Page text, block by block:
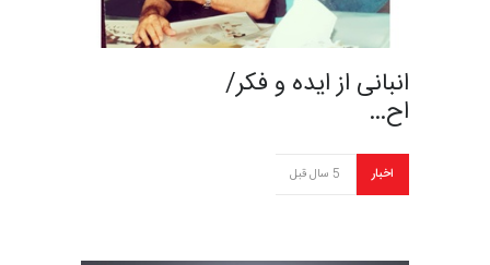
انبانی از ایده و فکر/
اح…
اخبار 5 سال قبل